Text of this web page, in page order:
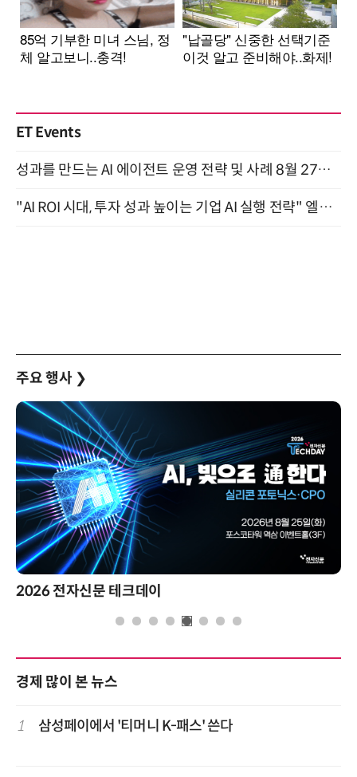
ET Events
성과를 만드는 AI 에이전트 운영 전략 및 사례 8월 27일 개최
"AI ROI 시대, 투자 성과 높이는 기업 AI 실행 전략" 엘타워 6층 (9월 18일)
주요 행사 ❯
2026 전자신문 테크데이
경제 많이 본 뉴스
1 삼성페이에서 '티머니 K-패스' 쓴다